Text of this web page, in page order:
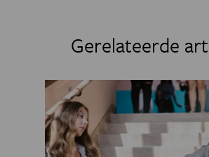
Gerelateerde